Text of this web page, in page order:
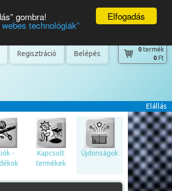
Elfogadás
gombra!
technológiák”
0 termék
0 Ft
Regisztráció Belépés
Elállás
-
Kapcsolt
termékek
Újdonságok